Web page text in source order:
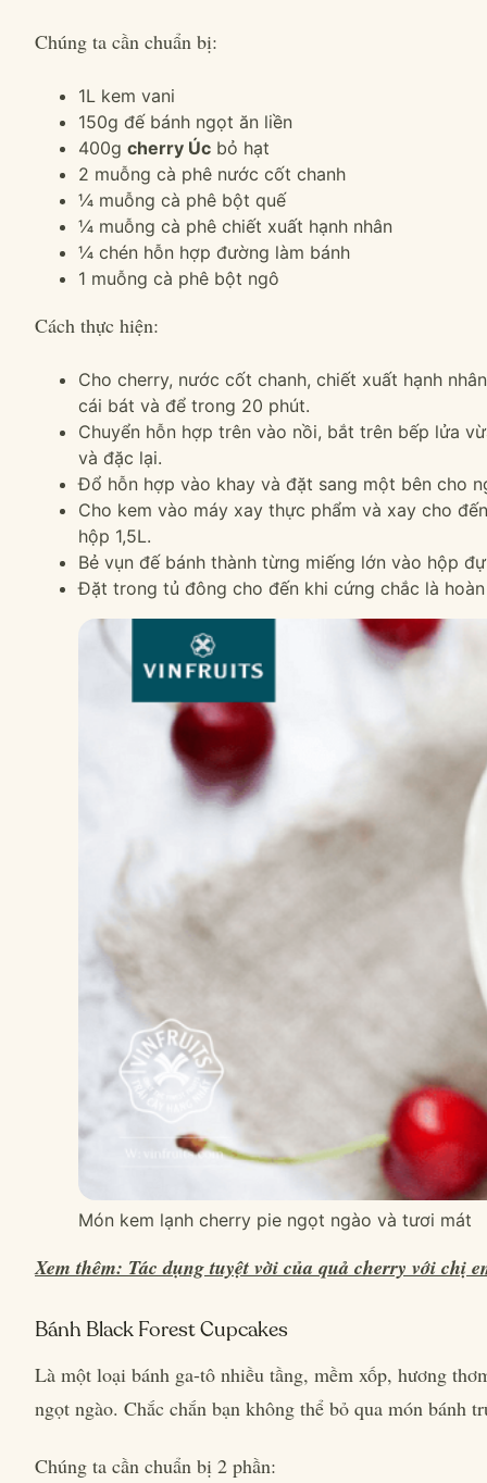
Chúng ta cần chuẩn bị:
1L kem vani
150g đế bánh ngọt ăn liền
400g cherry Úc bỏ hạt
2 muỗng cà phê nước cốt chanh
¼ muỗng cà phê bột quế
¼ muỗng cà phê chiết xuất hạnh nhân
¼ chén hỗn hợp đường làm bánh
1 muỗng cà phê bột ngô
Cách thực hiện:
Cho cherry, nước cốt chanh, chiết xuất hạnh
cái bát và để trong 20 phút.
Chuyển hỗn hợp trên vào nồi, bắt trên bếp lửa
và đặc lại.
Đổ hỗn hợp vào khay và đặt sang một bên cho
Cho kem vào máy xay thực phẩm và xay cho
hộp 1,5L.
Bẻ vụn đế bánh thành từng miếng lớn vào hộp
Đặt trong tủ đông cho đến khi cứng chắc là
Món kem lạnh cherry pie ngọt ngào và tươi mát
Xem thêm: Tác dụng tuyệt vời của quả cherry với chị
Bánh Black Forest Cupcakes
Là một loại bánh ga-tô nhiều tầng, mềm xốp, hương
ngọt ngào. Chắc chắn bạn không thể bỏ qua món bánh
Chúng ta cần chuẩn bị 2 phần: